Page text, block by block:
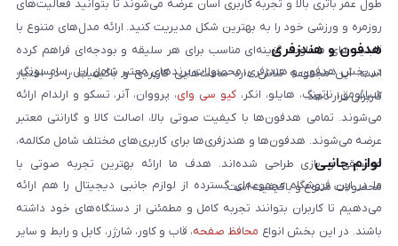
طول عمر باتری بالا و تجربه کاربری آسان عرضه می‌شوند تا بتوانید فعالیت‌های
روزمره و ورزشی خود را به بهترین شکل مدیریت کنید. ارائه مدل‌های متنوع با
قابلیت‌های متفاوت، گزینه‌ای مناسب برای هر سلیقه و بودجه‌ای فراهم کرده
است. این مجموعه تلاش دارد ساعت‌هایی کاربردی و باکیفیت را در اختیار
کاربران قرار دهد.
هدفون و هندزفری
در بخش هدفون و هندزفری، محصولات برندهای معتبر شامل اپل، سامسونگ،
شیائومی، ناتینگ، هایلو، انکر، کیو سی وای، پرووان، آنر، تسکو و ارلدام ارائه
می‌شوند. تمامی هدفون‌ها با کیفیت صوتی بالا، اصالت کالا و گارانتی معتبر
عرضه می‌شوند. هدفون‌ها و هندزفری‌ها برای کاربری‌های مختلف شامل مکالمه،
موسیقی و بازی طراحی شده‌اند. هدف ما ارائه بهترین تجربه صوتی با
محصولات متنوع و باکیفیت است.
لوازم جانبی
ما در این فروشگاه مجموعه‌ای گسترده از لوازم جانبی دیجیتال را هم ارائه
می‌دهیم تا کاربران بتوانند تجربه کامل و مطمئنی از دستگاه‌های خود داشته
باشند. در این بخش انواع محافظ صفحه، قاب و کاور، شارژر، کابل و رابط و سایر